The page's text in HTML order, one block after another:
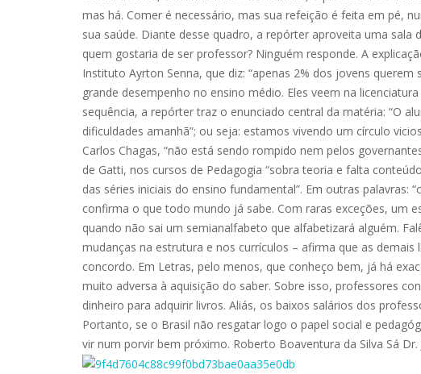
mas há. Comer é necessário, mas sua refeição é feita em pé,
sua saúde. Diante desse quadro, a repórter aproveita uma
quem gostaria de ser professor? Ninguém responde. A
Instituto Ayrton Senna, que diz: “apenas 2% dos jovens
grande desempenho no ensino médio. Eles veem na
sequência, a repórter traz o enunciado central da matéria: “O
dificuldades amanhã”; ou seja: estamos vivendo um círculo
Carlos Chagas, “não está sendo rompido nem pelos
de Gatti, nos cursos de Pedagogia “sobra teoria e falta
das séries iniciais do ensino fundamental”. Em outras palavras:
confirma o que todo mundo já sabe. Com raras exceções, um
quando não sai um semianalfabeto que alfabetizará alguém.
mudanças na estrutura e nos currículos – afirma que as
concordo. Em Letras, pelo menos, que conheço bem, já há
muito adversa à aquisição do saber. Sobre isso, professores
dinheiro para adquirir livros. Aliás, os baixos salários dos
Portanto, se o Brasil não resgatar logo o papel social e
vir num porvir bem próximo. Roberto Boaventura da Silva Sá